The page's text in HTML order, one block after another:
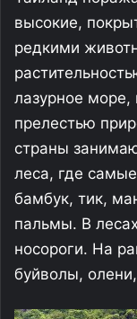
высокие,
редкими
лазурное море,
прелестью
страны
леса, где
бамбук, тик,
пальмы. В
носороги. На
буйволы,